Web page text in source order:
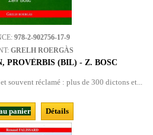
978-2-902756-17-9
GRELH ROERGÀS
PROVÈRBIS (BIL) - Z. BOSC
souvent réclamé : plus de 300 dictons et...
panier Détails